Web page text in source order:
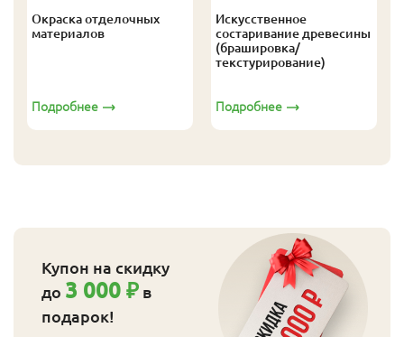
Окраска отделочных
материалов
Подробнее
Искусственное
состаривание древесины
(брашировка/
текстурирование)
Подробнее
Купон на скидку
до 3 000 ₽ в
подарок!